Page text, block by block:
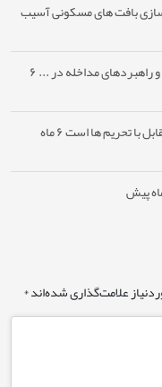
مسکونی آسیب
مداخله در ... ۶
ها است ۶ ماه
شده‌اند*